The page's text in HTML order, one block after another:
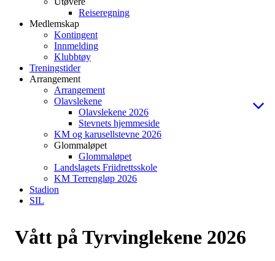
Reiseregning
Medlemskap
Kontingent
Innmelding
Klubbtøy
Treningstider
Arrangement
Arrangement
Olavslekene
Olavslekene 2026
Stevnets hjemmeside
KM og karusellstevne 2026
Glommaløpet
Glommaløpet
Landslagets Friidrettsskole
KM Terrengløp 2026
Stadion
SIL
Vått på Tyrvinglekene 2026